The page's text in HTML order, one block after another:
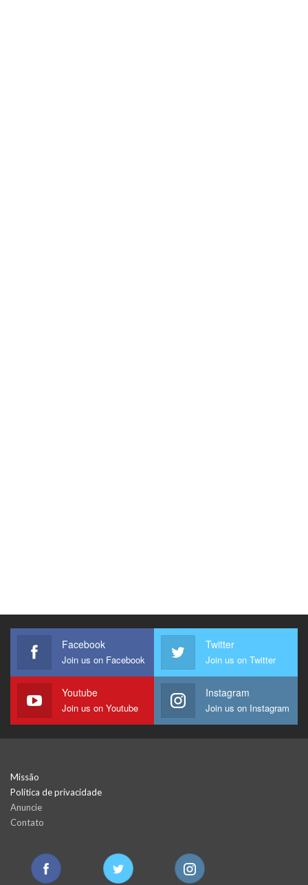
Facebook
Join us on Facebook
Twitter
Join us on Twitter
Youtube
Join us on Youtube
Instagram
Join us on Instagram
Missão
Política de privacidade
Anuncie
Contato